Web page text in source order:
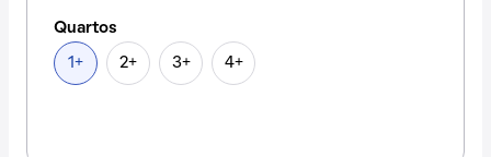
Quartos
1+ 2+ 3+ 4+